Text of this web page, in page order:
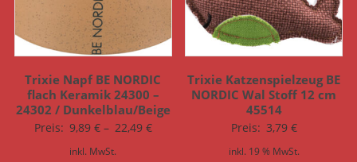
Trixie Napf BE NORDIC
flach Keramik 24300 –
24302 / Dunkelblau/Beige
Preis: 9,89 €– 22,49 €
inkl. MwSt.
Trixie Katzenspielzeug BE
NORDIC Wal Stoff 12 cm
45514
Preis: 3,79 €
inkl. 19 % MwSt.